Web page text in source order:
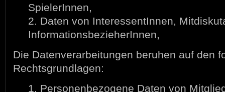
SpielerInnen,
2. Daten von InteressentInnen,
InformationsbezieherInnen,
Die Datenverarbeitungen beruhen auf den
Rechtsgrundlagen:
1. Personenbezogene Daten von